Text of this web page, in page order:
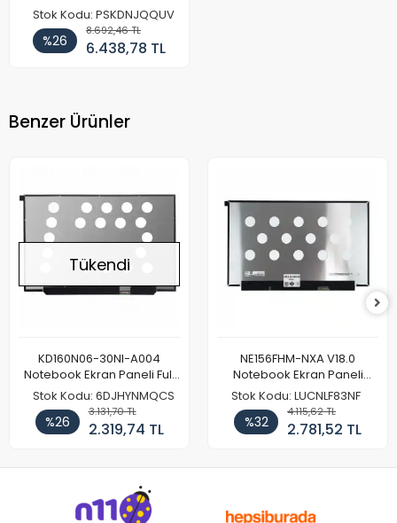
Stok Kodu: PSKDNJQQUV
%26
8.692,46 TL
6.438,78 TL
Benzer Ürünler
Tükendi
KD160N06-30NI-A004
Notebook Ekran Paneli Full
HD
Stok Kodu: 6DJHYNMQCS
%26
3.131,70 TL
2.319,74 TL
NE156FHM-NXA V18.0
Notebook Ekran Paneli
144Hz
Stok Kodu: LUCNLF83NF
%32
4.115,62 TL
2.781,52 TL